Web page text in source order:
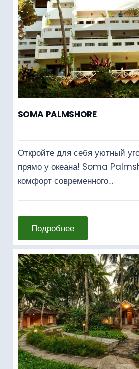
SOMA PALMSHORE
Откройте для себя уютный
прямо у океана! Soma
комфорт современного…
Подробнее